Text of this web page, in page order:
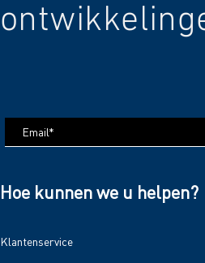
Hoe kunnen we u helpen?
Klantenservice